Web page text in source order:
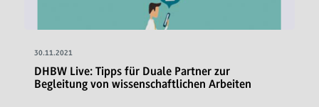
30.11.2021
DHBW Live: Tipps für Duale Partner zur
Begleitung von wissenschaftlichen Arbeiten